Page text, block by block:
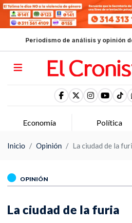
Periodismo de análisis y opinión
Economía Política
Inicio Opinión La ciudad de la
OPINIÓN
La ciudad de la furia